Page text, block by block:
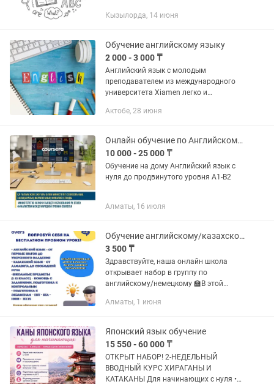
и произношение Базовая грамматика
Кызылорда, 14 июня
Обучение английскому языку
2 000 - 3 000 ₸
Английский язык с молодым
преподавателем из международного
университета Xiamen легко и
домашними заданиями ✔
Подготовка к экзаменам и...
Актобе, 28 июня
Онлайн обучение по Английскому языку
10 000 - 25 000 ₸
Обучение на дому Английский язык с
нуля до продвинутого уровня А1-В2
Алматы, 16 июля
Обучение английскому/казахскому онлайн
3 500 ₸
Здравствуйте, наша онлайн школа
открывает набор в группу по
английскому/немецкому 🏫В этой
иностранный язык за 3500 тенге в
от педагогов со...
Алматы, 1 июня
Японский язык обучение
15 550 - 60 000 ₸
ОТКРЫТ НАБОР! 2-НЕДЕЛЬНЫЙ
ВВОДНЫЙ КУРС ХИРАГАНЫ И
КАТАКАНЫ Для начинающих с нуля •